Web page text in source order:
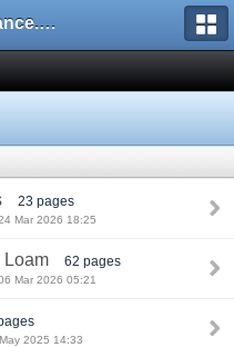
Legacy-France.org - Forum
23 pages
Mar 2026 18:25
Loam 62 pages
Mar 2026 05:21
2025 14:33